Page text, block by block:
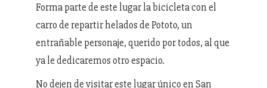
Forma parte de este lugar la bicicleta con el
carro de repartir helados de Pototo, un
entrañable personaje, querido por todos, al que
ya le dedicaremos otro espacio.
No dejen de visitar este lugar único en San